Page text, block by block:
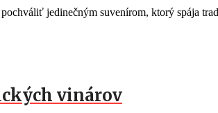
pochváliť jedinečným suvenírom, ktorý spája
vinárov